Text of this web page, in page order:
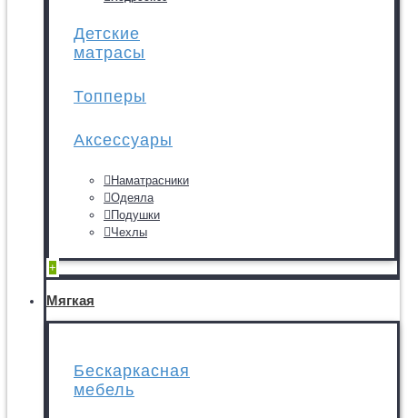
Детские
матрасы
Топперы
Аксессуары
Наматрасники
Одеяла
Подушки
Чехлы
+
Мягкая
Бескаркасная
мебель